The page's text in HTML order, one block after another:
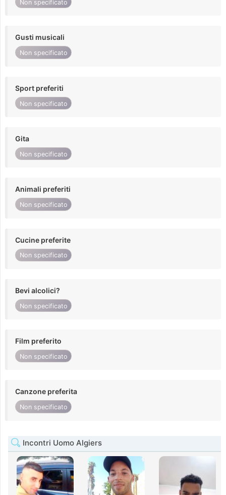
Non specificato
Gusti musicali
Non specificato
Sport preferiti
Non specificato
Gita
Non specificato
Animali preferiti
Non specificato
Cucine preferite
Non specificato
Bevi alcolici?
Non specificato
Film preferito
Non specificato
Canzone preferita
Non specificato
Incontri Uomo Algiers